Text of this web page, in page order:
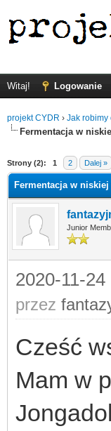
Witaj! Logowanie
projekt CYDR › Jak robimy
Fermentacja w
Strony (2): 1 2 Dalej »
Fermentacja w
Junior
2020-11-24
przez
Cześć
Mam w